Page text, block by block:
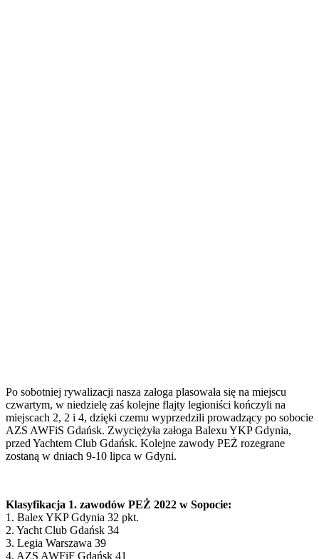
Po sobotniej rywalizacji nasza załoga plasowała się na miejscu
czwartym, w niedzielę zaś kolejne flajty legioniści kończyli na
miejscach 2, 2 i 4, dzięki czemu wyprzedzili prowadzący po sobocie
AZS AWFiS Gdańsk. Zwyciężyła załoga Balexu YKP Gdynia,
przed Yachtem Club Gdańsk. Kolejne zawody PEŻ rozegrane
zostaną w dniach 9-10 lipca w Gdyni.
Klasyfikacja 1. zawodów PEŻ 2022 w Sopocie:
1. Balex YKP Gdynia 32 pkt.
2. Yacht Club Gdańsk 34
3. Legia Warszawa 39
4. AZS AWFiF Gdańsk 41